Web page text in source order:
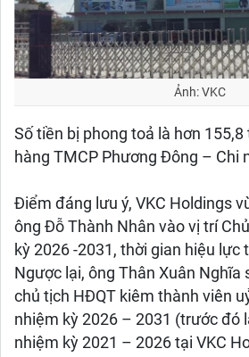
Ảnh: VKC
Số tiền bị phong toả là hơn
hàng TMCP Phương Đông – Chi
Điểm đáng lưu ý, VKC Holdings
ông Đỗ Thành Nhân vào vị trí
kỳ 2026 -2031, thời gian hiệu
Ngược lại, ông Thân Xuân Nghĩa
chủ tịch HĐQT kiêm thành viên
nhiệm kỳ 2026 – 2031 (trước đó
nhiệm kỳ 2021 – 2026 tại VKC